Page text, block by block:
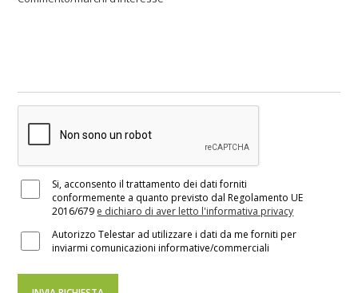
Si, acconsento il trattamento dei dati forniti
conformemente a quanto previsto dal Regolamento UE
2016/679 e dichiaro di aver letto l'informativa privacy
Autorizzo Telestar ad utilizzare i dati da me forniti per
inviarmi comunicazioni informative/commerciali